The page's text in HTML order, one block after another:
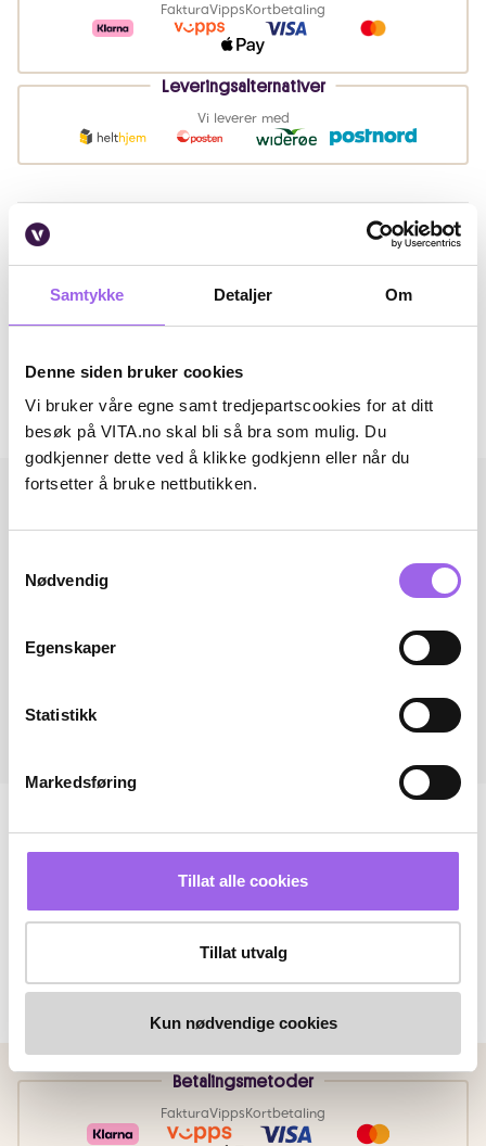
Samtykke Detaljer Om
Denne siden bruker cookies
Vi bruker våre egne samt tredjepartscookies for at ditt
besøk på VITA.no skal bli så bra som mulig. Du
godkjenner dette ved å klikke godkjenn eller når du
fortsetter å bruke nettbutikken.
Nødvendig
Egenskaper
Statistikk
Markedsføring
Tillat alle cookies
Tillat utvalg
Kun nødvendige cookies
FakturaVippsKortbetaling
Leveringsalternativer
Vi leverer med
Beskrivelse
Artikkelnummer: 360179
Omtaler
Andre har også kjøpt..
Betalingsmetoder
FakturaVippsKortbetaling